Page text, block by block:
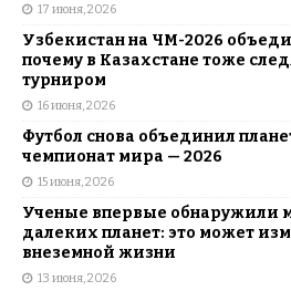
17 июня, 2026
Узбекистан на ЧМ-2026
почему в Казахстане тоже
турниром
16 июня, 2026
Футбол снова объединил
чемпионат мира — 2026
15 июня, 2026
Ученые впервые обнаружили
далеких планет: это может
внеземной жизни
13 июня, 2026